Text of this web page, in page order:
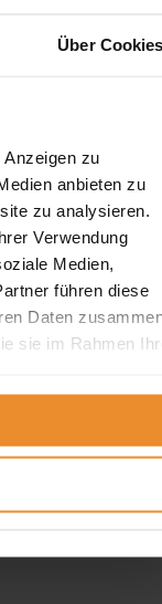
Über
zu
anbieten zu
zu analysieren.
Verwendung
Medien,
führen diese
Daten
sie im Rahmen
senden Ihnen
wir Ihnen
nicht anzeigen.